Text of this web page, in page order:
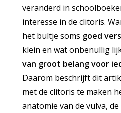
veranderd in
interesse in de clitoris.
het bultje soms goed
klein en wat onbenullig
van groot belang voor
Daarom beschrijft dit
met de clitoris te maken
anatomie van de vulva, de